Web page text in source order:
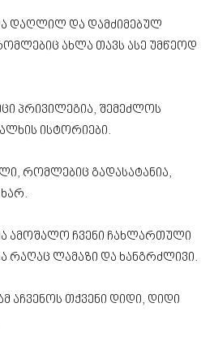
დაღლილ და დამძიმებულ
ახლა თავს ასე უმწეოდ
პრივილეგია, შემეძლოს
ისტორიები.
რომლებიც გადასატანია,
ხარ.
ამოშალო ჩვენი ჩახლართული
რაღაც ლამაზი და ხანგრძლივი.
აჩვენოს თქვენი დიდი, დიდი